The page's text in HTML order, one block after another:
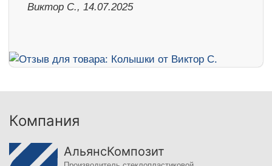
Виктор С., 14.07.2025
Компания
АльянсКомпозит